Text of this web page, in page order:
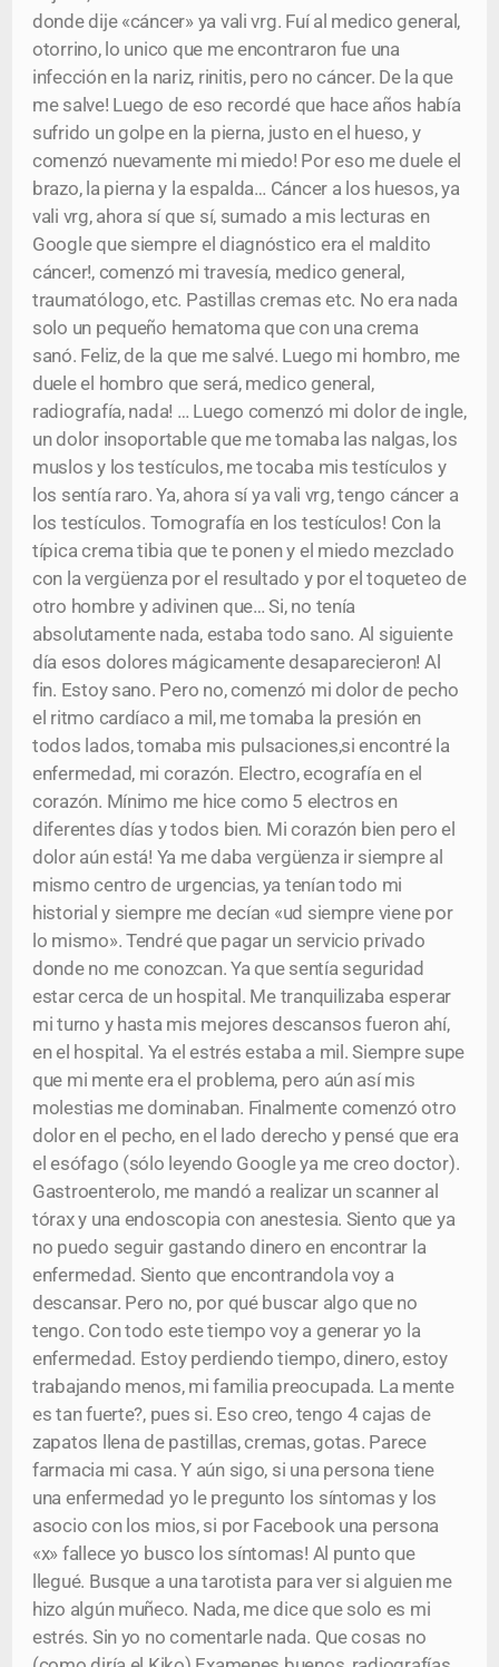
donde dije «cáncer» ya vali vrg. Fuí al medico general,
otorrino, lo unico que me encontraron fue una
infección en la nariz, rinitis, pero no cáncer. De la que
me salve! Luego de eso recordé que hace años había
sufrido un golpe en la pierna, justo en el hueso, y
comenzó nuevamente mi miedo! Por eso me duele el
brazo, la pierna y la espalda… Cáncer a los huesos, ya
vali vrg, ahora sí que sí, sumado a mis lecturas en
Google que siempre el diagnóstico era el maldito
cáncer!, comenzó mi travesía, medico general,
traumatólogo, etc. Pastillas cremas etc. No era nada
solo un pequeño hematoma que con una crema
sanó. Feliz, de la que me salvé. Luego mi hombro, me
duele el hombro que será, medico general,
radiografía, nada! … Luego comenzó mi dolor de ingle,
un dolor insoportable que me tomaba las nalgas, los
muslos y los testículos, me tocaba mis testículos y
los sentía raro. Ya, ahora sí ya vali vrg, tengo cáncer a
los testículos. Tomografía en los testículos! Con la
típica crema tibia que te ponen y el miedo mezclado
con la vergüenza por el resultado y por el toqueteo de
otro hombre y adivinen que… Si, no tenía
absolutamente nada, estaba todo sano. Al siguiente
día esos dolores mágicamente desaparecieron! Al
fin. Estoy sano. Pero no, comenzó mi dolor de pecho
el ritmo cardíaco a mil, me tomaba la presión en
todos lados, tomaba mis pulsaciones,si encontré la
enfermedad, mi corazón. Electro, ecografía en el
corazón. Mínimo me hice como 5 electros en
diferentes días y todos bien. Mi corazón bien pero el
dolor aún está! Ya me daba vergüenza ir siempre al
mismo centro de urgencias, ya tenían todo mi
historial y siempre me decían «ud siempre viene por
lo mismo». Tendré que pagar un servicio privado
donde no me conozcan. Ya que sentía seguridad
estar cerca de un hospital. Me tranquilizaba esperar
mi turno y hasta mis mejores descansos fueron ahí,
en el hospital. Ya el estrés estaba a mil. Siempre supe
que mi mente era el problema, pero aún así mis
molestias me dominaban. Finalmente comenzó otro
dolor en el pecho, en el lado derecho y pensé que era
el esófago (sólo leyendo Google ya me creo doctor).
Gastroenterolo, me mandó a realizar un scanner al
tórax y una endoscopia con anestesia. Siento que ya
no puedo seguir gastando dinero en encontrar la
enfermedad. Siento que encontrandola voy a
descansar. Pero no, por qué buscar algo que no
tengo. Con todo este tiempo voy a generar yo la
enfermedad. Estoy perdiendo tiempo, dinero, estoy
trabajando menos, mi familia preocupada. La mente
es tan fuerte?, pues si. Eso creo, tengo 4 cajas de
zapatos llena de pastillas, cremas, gotas. Parece
farmacia mi casa. Y aún sigo, si una persona tiene
una enfermedad yo le pregunto los síntomas y los
asocio con los mios, si por Facebook una persona
«x» fallece yo busco los síntomas! Al punto que
llegué. Busque a una tarotista para ver si alguien me
hizo algún muñeco. Nada, me dice que solo es mi
estrés. Sin yo no comentarle nada. Que cosas no